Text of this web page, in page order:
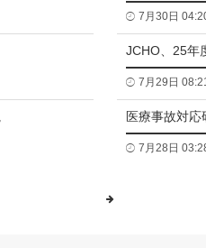
7月30日
JCHO、25年
7月29日
医療事故対
7月28日